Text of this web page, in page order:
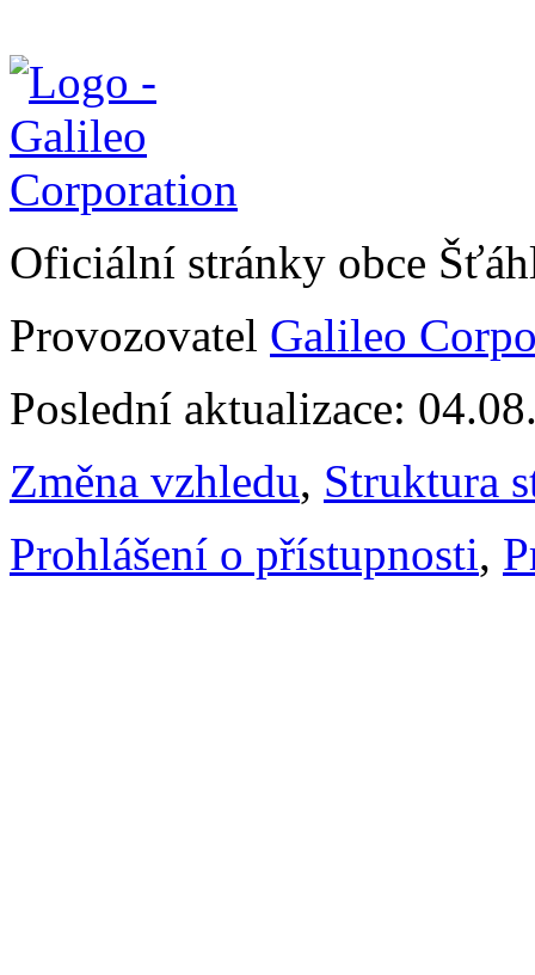
Oficiální stránky obce
Provozovatel Galileo
Poslední aktualizace:
Změna vzhledu, Struktura
Prohlášení o přístupnosti,